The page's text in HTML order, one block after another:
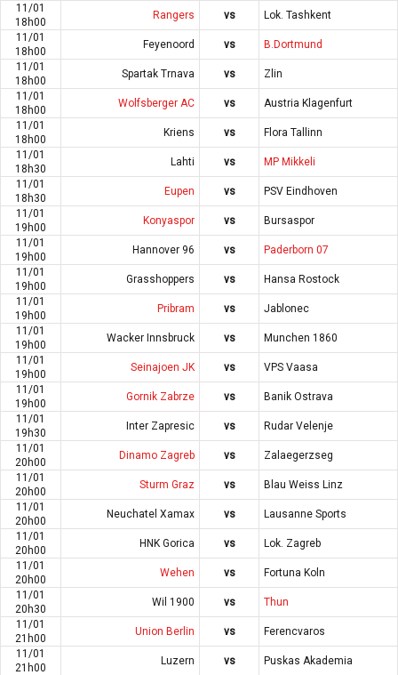
11/01
18h00
Rangers vs
Lok. Tashkent
11/01
18h00
Feyenoord vs
B.Dortmund
11/01
18h00
Spartak Trnava vs
Zlin
11/01
18h00
Wolfsberger AC vs
Austria Klagenfurt
11/01
18h00
Kriens vs
Flora Tallinn
11/01
18h30
Lahti vs
MP Mikkeli
11/01
18h30
Eupen vs
PSV Eindhoven
11/01
19h00
Konyaspor vs
Bursaspor
11/01
19h00
Hannover 96 vs
Paderborn 07
11/01
19h00
Grasshoppers vs
Hansa Rostock
11/01
19h00
Pribram vs
Jablonec
11/01
19h00
Wacker Innsbruck vs
Munchen 1860
11/01
19h00
Seinajoen JK vs
VPS Vaasa
11/01
19h00
Gornik Zabrze vs
Banik Ostrava
11/01
19h30
Inter Zapresic vs
Rudar Velenje
11/01
20h00
Dinamo Zagreb vs
Zalaegerzseg
11/01
20h00
Sturm Graz vs
Blau Weiss Linz
11/01
20h00
Neuchatel Xamax vs
Lausanne Sports
11/01
20h00
HNK Gorica vs
Lok. Zagreb
11/01
20h00
Wehen vs
Fortuna Koln
11/01
20h30
Wil 1900 vs
Thun
11/01
21h00
Union Berlin vs
Ferencvaros
11/01
21h00
Luzern vs
Puskas Akademia